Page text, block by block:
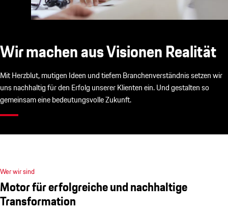
Wir machen aus Visionen Realität
Mit Herzblut, mutigen Ideen und tiefem Branchenverständnis setzen wir
uns nachhaltig für den Erfolg unserer Klienten ein. Und gestalten so
gemeinsam eine bedeutungsvolle Zukunft.
Wer wir sind
Motor für erfolgreiche und nachhaltige
Transformation